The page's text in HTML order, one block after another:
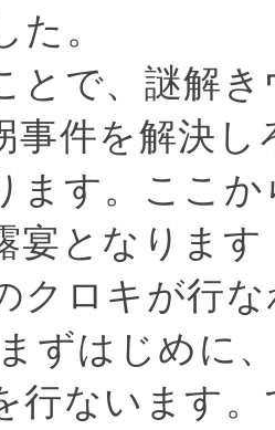
た。
とで、謎解
事件を解決
ます。ここ
宴となりま
クロキが行
ずはじめに
行ないます